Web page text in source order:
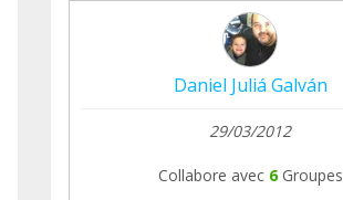
Daniel Juliá Galván
29/03/2012
Collabore avec6Groupes